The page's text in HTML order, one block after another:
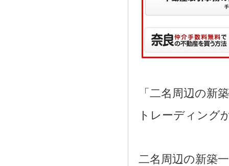
「二名周辺の新
トレーディング
二名周辺の新築